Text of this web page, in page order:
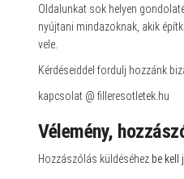
Oldalunkat sok helyen
nyújtani mindazoknak, akik
vele.
Kérdéseiddel fordulj hozzánk
kapcsolat @ filleresotletek.hu
Vélemény,
Hozzászólás küldéséhez be kell